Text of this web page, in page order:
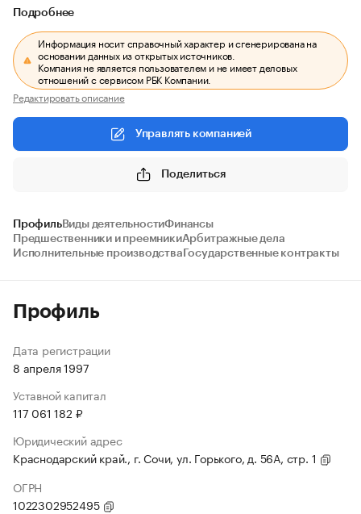
Подробнее
Информация носит справочный характер и сгенерирована на
основании данных из открытых источников.
Компания не является пользователем и не имеет деловых
отношений с сервисом РБК Компании.
Редактировать описание
Управлять компанией
Поделиться
ПрофильВиды деятельностиФинансы
Предшественники и преемникиАрбитражные дела
Исполнительные производства Государственные контракты
Профиль
Дата регистрации
8 апреля 1997
Уставной капитал
117 061 182 ₽
Юридический адрес
Краснодарский край., г. Сочи, ул. Горького, д. 56А, стр. 1
ОГРН
1022302952495